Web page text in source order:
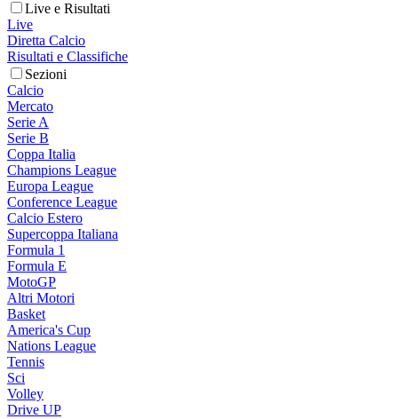
Live e Risultati
Live
Diretta Calcio
Risultati e Classifiche
Sezioni
Calcio
Mercato
Serie A
Serie B
Coppa Italia
Champions League
Europa League
Conference League
Calcio Estero
Supercoppa Italiana
Formula 1
Formula E
MotoGP
Altri Motori
Basket
America's Cup
Nations League
Tennis
Sci
Volley
Drive UP